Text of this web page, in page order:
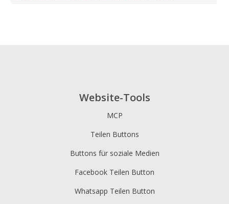
Website-Tools
MCP
Teilen Buttons
Buttons für soziale Medien
Facebook Teilen Button
Whatsapp Teilen Button